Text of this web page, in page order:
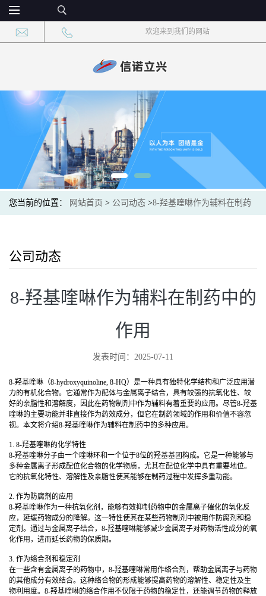
欢迎来到我们的网站
您当前的位置： 网站首页 > 公司动态 >8-羟基喹啉作为辅料在制药
公司动态
8-羟基喹啉作为辅料在制药中的
作用
发表时间：2025-07-11
8-羟基喹啉（8-hydroxyquinoline, 8-HQ）是一种具有独特化学结构和广泛应用潜
力的有机化合物。它通常作为配体与金属离子结合，具有较强的抗氧化性、较
好的亲脂性和溶解度，因此在药物制剂中作为辅料有着重要的应用。尽管8-羟基
喹啉的主要功能并非直接作为药效成分，但它在制药领域的作用和价值不容忽
视。本文将介绍8-羟基喹啉作为辅料在制药中的多种应用。
1. 8-羟基喹啉的化学特性
8-羟基喹啉分子由一个喹啉环和一个位于8位的羟基基团构成。它是一种能够与
多种金属离子形成配位化合物的化学物质，尤其在配位化学中具有重要地位。
它的抗氧化特性、溶解性及亲脂性使其能够在制药过程中发挥多重功能。
2. 作为防腐剂的应用
8-羟基喹啉作为一种抗氧化剂，能够有效抑制药物中的金属离子催化的氧化反
应，延缓药物成分的降解。这一特性使其在某些药物制剂中被用作防腐剂和稳
定剂。通过与金属离子结合，8-羟基喹啉能够减少金属离子对药物活性成分的氧
化作用，进而延长药物的保质期。
3. 作为络合剂和稳定剂
在一些含有金属离子的药物中，8-羟基喹啉常用作络合剂，帮助金属离子与药物
的其他成分有效结合。这种络合物的形成能够提高药物的溶解性、稳定性及生
物利用度。8-羟基喹啉的络合作用不仅限于药物的稳定性，还能调节药物的释放